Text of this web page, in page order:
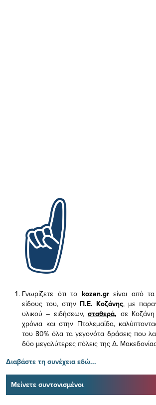
Γνωρίζετε ότι το kozan.gr είναι από
είδους του, στην Π.Ε. Κοζάνης, με
υλικού – ειδήσεων,σταθερά, σε
χρόνια και στην Πτολεμαΐδα,
του 80% όλα τα γεγονότα δράσεις που
δύο μεγαλύτερες πόλεις της Δ.
Διαβάστε τη συνέχεια εδώ...
Μείνετε συντονισμένοι